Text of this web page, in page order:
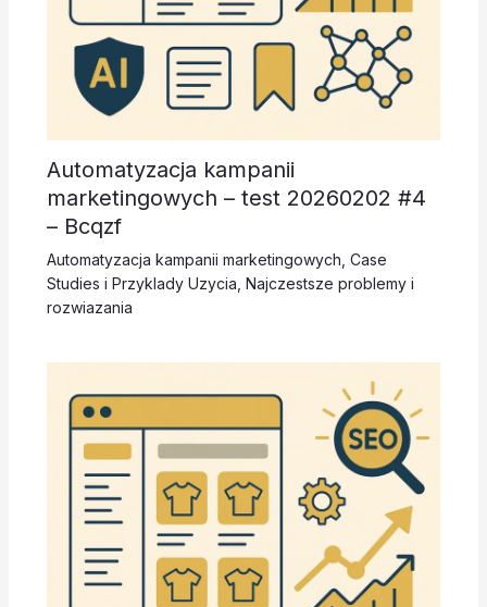
Automatyzacja kampanii
marketingowych – test 20260202 #4
– Bcqzf
Automatyzacja kampanii marketingowych Case
Studies i Przyklady Uzycia Najczestsze problemy i
rozwiazania